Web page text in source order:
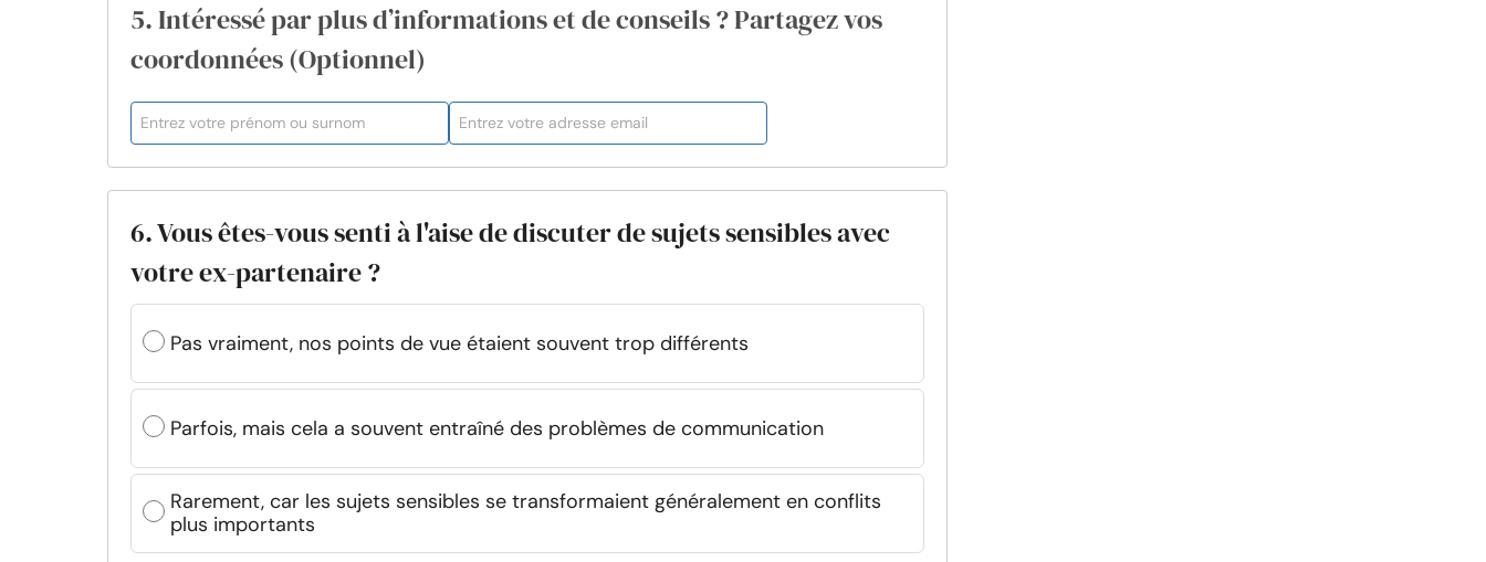
5. Intéressé par plus d’informations et de conseils ? Partagez vos
coordonnées (Optionnel)
6. Vous êtes-vous senti à l'aise de discuter de sujets sensibles avec
votre ex-partenaire ?
Pas vraiment, nos points de vue étaient souvent trop différents
Parfois, mais cela a souvent entraîné des problèmes de communication
Rarement, car les sujets sensibles se transformaient généralement en conflits
plus importants